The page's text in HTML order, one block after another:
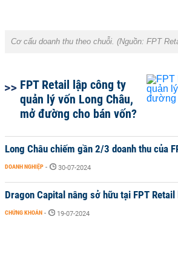
Cơ cấu doanh thu theo chuỗi. (Nguồn: FPT
FPT Retail lập công ty
quản lý vốn Long Châu,
mở đường cho bán vốn?
Long Châu chiếm gần 2/3 doanh thu của
DOANH NGHIỆP - 30-07-2024
Dragon Capital nâng sở hữu tại FPT Retail
CHỨNG KHOÁN - 19-07-2024